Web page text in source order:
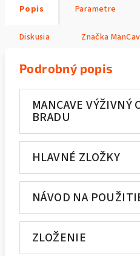
Popis Parametre
Diskusia Značka
Podrobný popis
MANCAVE VÝŽIVNÝ
BRADU
HLAVNÉ ZLOŽKY
NÁVOD NA
ZLOŽENIE